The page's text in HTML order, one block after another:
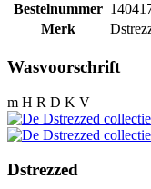
Bestelnummer
Merk
Wasvoorschrift
m H R D K V
Dstrezzed